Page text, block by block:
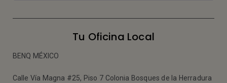
Tu Oficina Local
BENQ MÉXICO
Calle Vía Magna #25, Piso 7 Colonia Bosques de la Herradura